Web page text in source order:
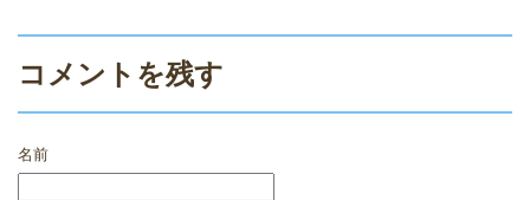
コメントを残す
名前